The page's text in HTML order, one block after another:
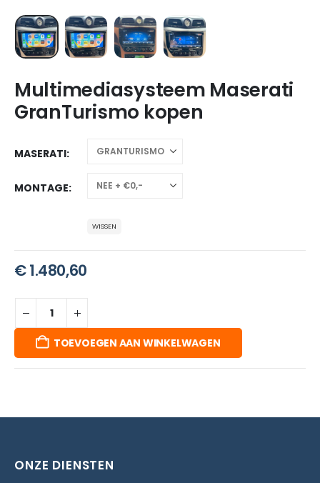
Multimediasysteem Maserati
GranTurismo kopen
MASERATI
MONTAGE
WISSEN
€1.480,60
TOEVOEGEN AAN WINKELWAGEN
ONZE DIENSTEN